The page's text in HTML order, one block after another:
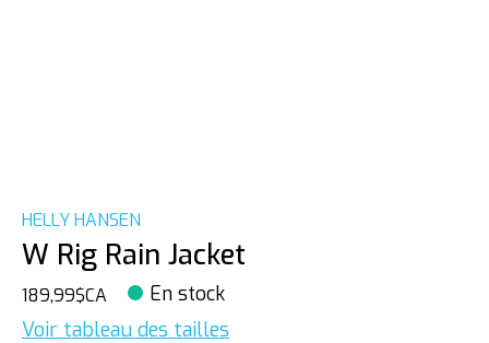
HELLY HANSEN
W Rig Rain Jacket
189,99$CA En stock
Voir tableau des tailles